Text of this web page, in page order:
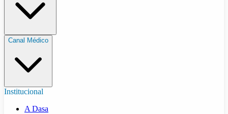
Canal Médico
Institucional
A Dasa